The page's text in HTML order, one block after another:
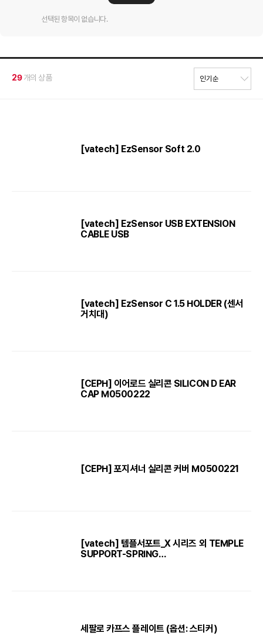
선택된 항목이 없습니다.
29개의 상품
[vatech] EzSensor Soft 2.0
[vatech] EzSensor USB EXTENSION
CABLE USB
[vatech] EzSensor C 1.5 HOLDER (센서
거치대)
[CEPH] 이어로드 실리콘 SILICON D EAR
CAP M0500222
[CEPH] 포지셔너 실리콘 커버 M0500221
[vatech] 템플서포트_X 시리즈 외 TEMPLE
SUPPORT-SPRING
세팔로 카프스 플레이트 (옵션: 스티커)